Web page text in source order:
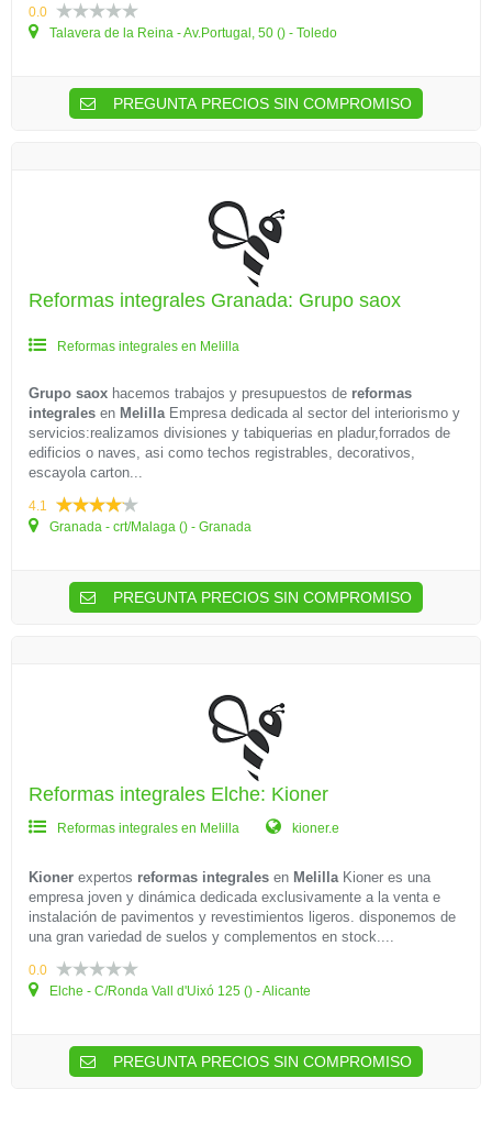
0.0
Talavera de la Reina - Av.Portugal, 50 () - Toledo
PREGUNTA PRECIOS SIN COMPROMISO
Reformas integrales Granada: Grupo saox
Reformas integrales en Melilla
Grupo saox hacemos trabajos y presupuestos de reformas
integrales en MelillaEmpresa dedicada al sector del interiorismo y
servicios:realizamos divisiones y tabiquerias en pladur,forrados de
edificios o naves, asi como techos registrables, decorativos,
escayola carton...
4.1
Granada - crt/Malaga () - Granada
PREGUNTA PRECIOS SIN COMPROMISO
Reformas integrales Elche: Kioner
Reformas integrales en Melilla kioner.e
Kioner expertos reformas integrales en MelillaKioner es una
empresa joven y dinámica dedicada exclusivamente a la venta e
instalación de pavimentos y revestimientos ligeros. disponemos de
una gran variedad de suelos y complementos en stock....
0.0
Elche - C/Ronda Vall d'Uixó 125 () - Alicante
PREGUNTA PRECIOS SIN COMPROMISO